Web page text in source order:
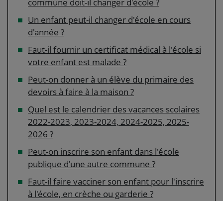
Un enfant peut-il changer d'école en cours
d'année ?
Faut-il fournir un certificat médical à l'école si
votre enfant est malade ?
Peut-on donner à un élève du primaire des
devoirs à faire à la maison ?
Quel est le calendrier des vacances scolaires
2022-2023, 2023-2024, 2024-2025, 2025-
2026 ?
Peut-on inscrire son enfant dans l'école
publique d'une autre commune ?
Faut-il faire vacciner son enfant pour l'inscrire
à l'école, en crèche ou garderie ?